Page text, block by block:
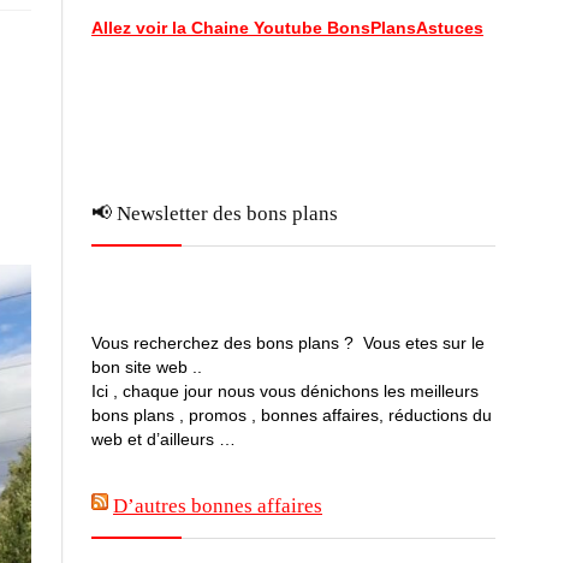
Allez voir la Chaine Youtube BonsPlansAstuces
📢 Newsletter des bons plans
Vous recherchez des bons plans ? Vous etes sur le
bon site web ..
Ici , chaque jour nous vous dénichons les meilleurs
bons plans , promos , bonnes affaires, réductions du
web et d’ailleurs …
D’autres bonnes affaires